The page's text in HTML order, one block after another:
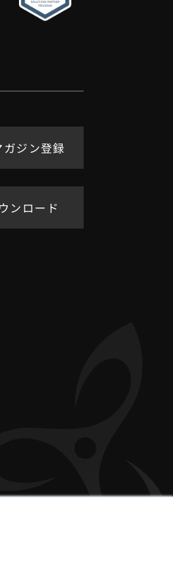
ガジン登録
ンロード